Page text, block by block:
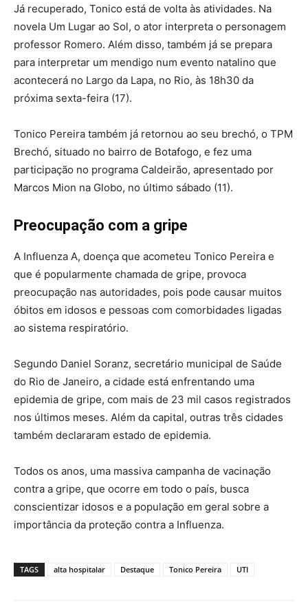
Já recuperado, Tonico está de volta às atividades. Na
novela Um Lugar ao Sol, o ator interpreta o personagem
professor Romero. Além disso, também já se prepara
para interpretar um mendigo num evento natalino que
acontecerá no Largo da Lapa, no Rio, às 18h30 da
próxima sexta-feira (17).
Tonico Pereira também já retornou ao seu brechó, o TPM
Brechó, situado no bairro de Botafogo, e fez uma
participação no programa Caldeirão, apresentado por
Marcos Mion na Globo, no último sábado (11).
Preocupação com a gripe
A Influenza A, doença que acometeu Tonico Pereira e
que é popularmente chamada de gripe, provoca
preocupação nas autoridades, pois pode causar muitos
óbitos em idosos e pessoas com comorbidades ligadas
ao sistema respiratório.
Segundo Daniel Soranz, secretário municipal de Saúde
do Rio de Janeiro, a cidade está enfrentando uma
epidemia de gripe, com mais de 23 mil casos registrados
nos últimos meses. Além da capital, outras três cidades
também declararam estado de epidemia.
Todos os anos, uma massiva campanha de vacinação
contra a gripe, que ocorre em todo o país, busca
conscientizar idosos e a população em geral sobre a
importância da proteção contra a Influenza.
TAGS alta hospitalar Destaque Tonico Pereira UTI